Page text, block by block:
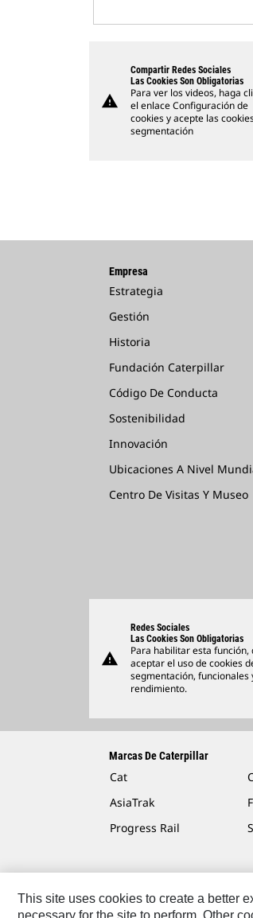
warning
Compartir Redes Sociales
Las Cookies Son Obligatorias
Para ver los videos, haga
el enlace Configuración de
cookies y acepte las
segmentación
Empresa
Estrategia
Gestión
Historia
Fundación Caterpillar
Código De Conducta
Sostenibilidad
Innovación
Ubicaciones A Nivel
Centro De Visitas Y Museo
warning
Redes Sociales
Las Cookies Son Obligatorias
Para habilitar esta función,
aceptar el uso de cookies
segmentación, funcionales
rendimiento.
Marcas De Caterpillar
Cat
AsiaTrak
Progress Rail
This site uses cookies to create a better
necessary for the site to perform. Other